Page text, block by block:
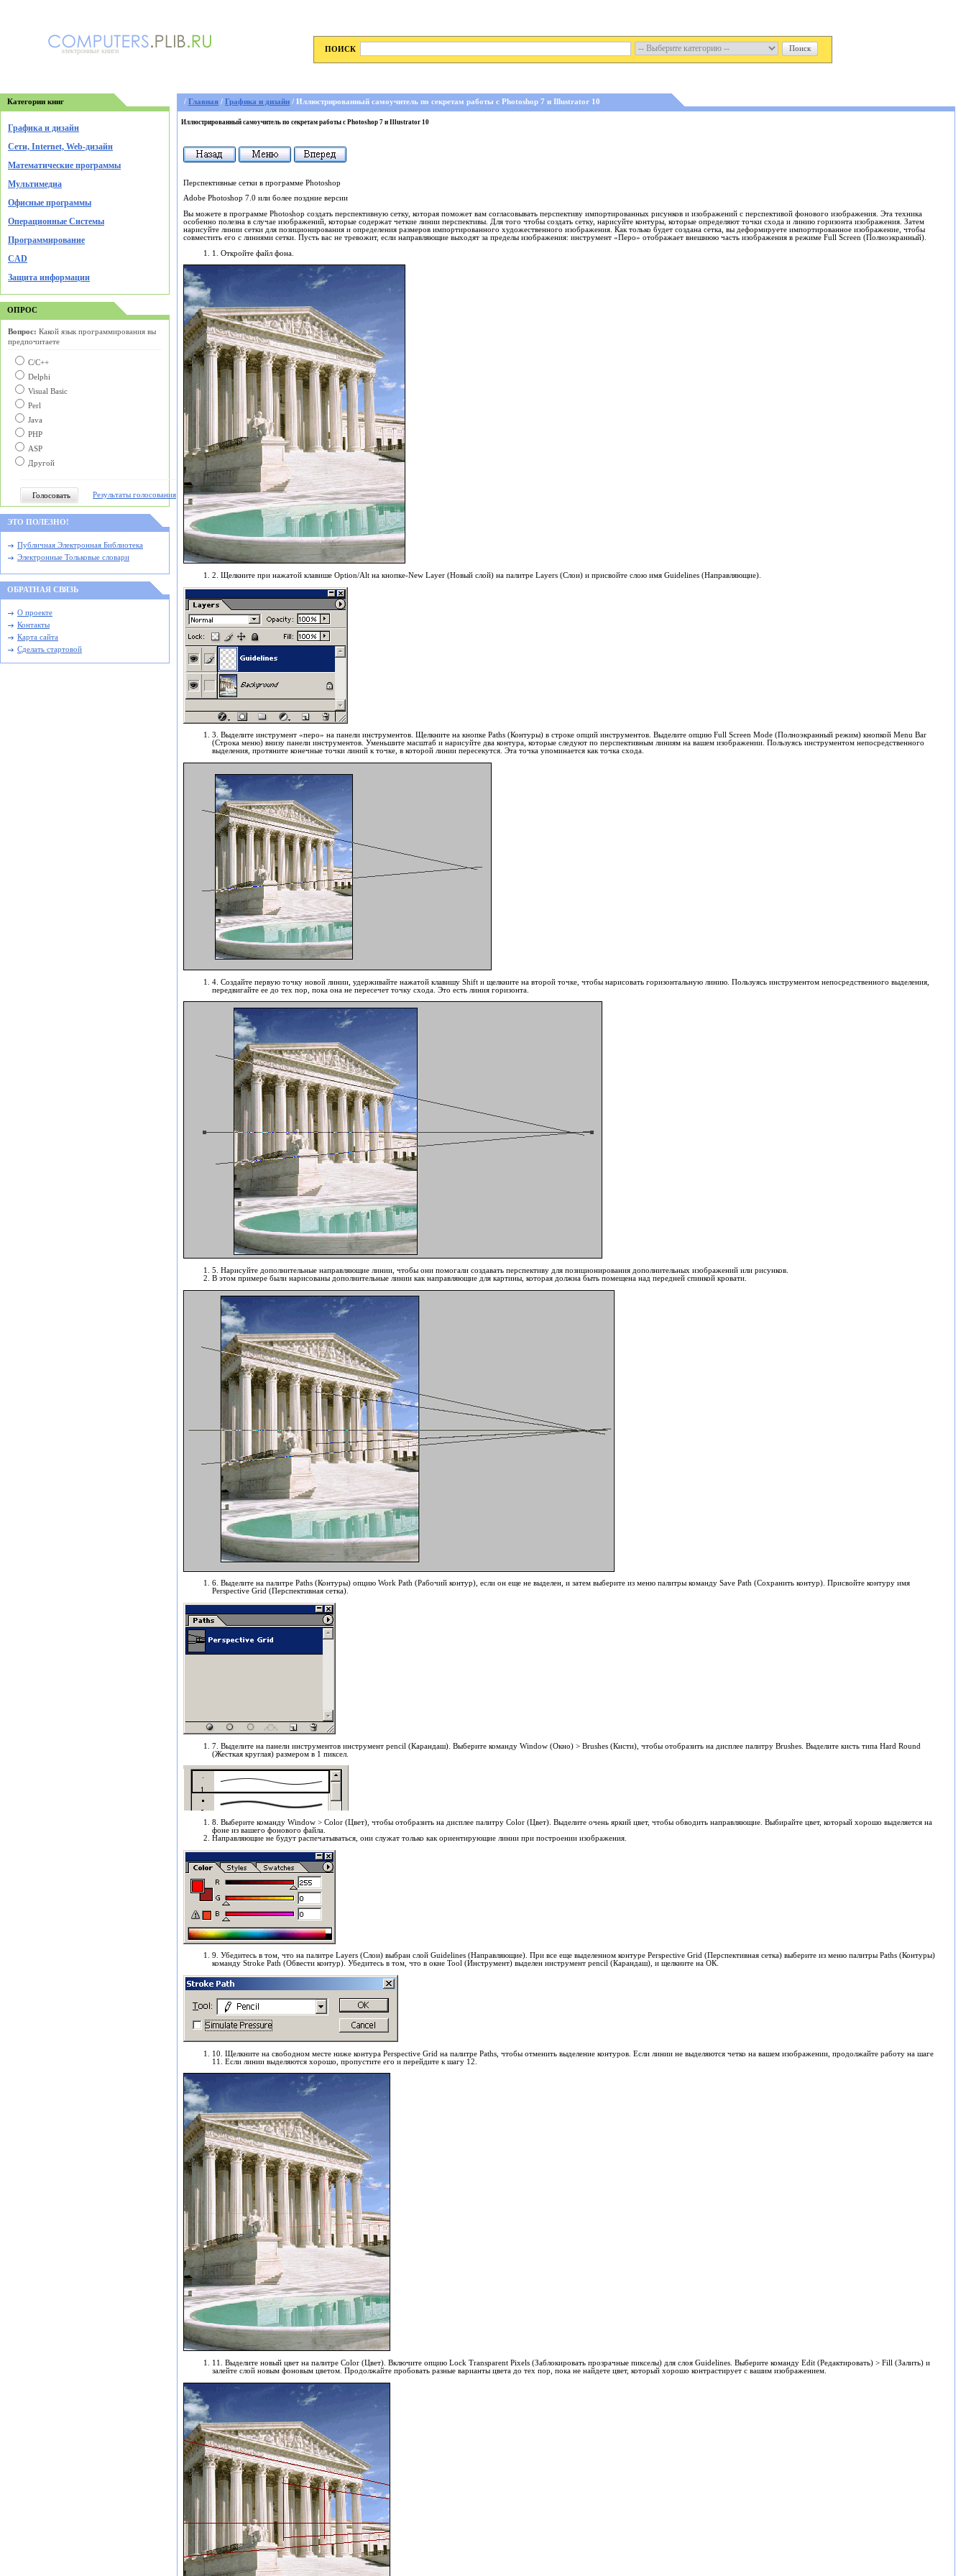
электронные книги ПОИСК
Категории книг
Графика и дизайн
Cети, Internet, Web-дизайн
Математические программы
Мультимедиа
Офисные программы
Операционные Системы
Программирование
CAD
Защита информации
ОПРОС
Вопрос: Какой язык программирования вы
предпочитаете
С/C++
Delphi
Visual Basic
Perl
Java
PHP
ASP
Другой
Результаты голосования
ЭТО ПОЛЕЗНО!
Публичная Электронная Библиотека
Электронные Тольковые словари
ОБРАТНАЯ СВЯЗЬ
О проекте
Контакты
Карта сайта
Сделать стартовой
/ Главная / Графика и дизайн / Иллюстрированный самоучитель по секретам работы с Photoshop 7 и Illustrator 10
Иллюстрированный самоучитель по секретам работы с Photoshop 7 и Illustrator 10
Перспективные сетки в программе Photoshop
Adobe Photoshop 7.0 или более поздние версии
Вы можете в программе Photoshop создать перспективную сетку, которая поможет вам согласовывать перспективу импортированных рисунков и изображений с перспективой фонового изображения. Эта техника
особенно полезна в случае изображений, которые содержат четкие линии перспективы. Для того чтобы создать сетку, нарисуйте контуры, которые определяют точки схода и линию горизонта изображения. Затем
нарисуйте линии сетки для позиционирования и определения размеров импортированного художественного изображения. Как только будет создана сетка, вы деформируете импортированное изображение, чтобы
совместить его с линиями сетки. Пусть вас не тревожит, если направляющие выходят за пределы изображения: инструмент «Перо» отображает внешнюю часть изображения в режиме Full Screen (Полноэкранный).
1. Откройте файл фона.
2. Щелкните при нажатой клавише Option/Alt на кнопке-New Layer (Новый слой) на палитре Layers (Слои) и присвойте слою имя Guidelines (Направляющие).
3. Выделите инструмент «перо» на панели инструментов. Щелкните на кнопке Paths (Контуры) в строке опций инструментов. Выделите опцию Full Screen Mode (Полноэкранный режим) кнопкой Menu Bar
(Строка меню) внизу панели инструментов. Уменьшите масштаб и нарисуйте два контура, которые следуют по перспективным линиям на вашем изображении. Пользуясь инструментом непосредственного
выделения, протяните конечные точки линий к точке, в которой линии пересекутся. Эта точка упоминается как точка схода.
4. Создайте первую точку новой линии, удерживайте нажатой клавишу Shift и щелкните на второй точке, чтобы нарисовать горизонтальную линию. Пользуясь инструментом непосредственного выделения,
передвигайте ее до тех пор, пока она не пересечет точку схода. Это есть линия горизонта.
5. Нарисуйте дополнительные направляющие линии, чтобы они помогали создавать перспективу для позиционирования дополнительных изображений или рисунков.
В этом примере были нарисованы дополнительные линии как направляющие для картины, которая должна быть помещена над передней спинкой кровати.
6. Выделите на палитре Paths (Контуры) опцию Work Path (Рабочий контур), если он еще не выделен, и затем выберите из меню палитры команду Save Path (Сохранить контур). Присвойте контуру имя
Perspective Grid (Перспективная сетка).
7 . Выделите на панели инструментов инструмент pencil (Карандаш). Выберите команду Window (Окно) > Brushes (Кисти), чтобы отобразить на дисплее палитру Brushes. Выделите кисть типа Hard Round
(Жесткая круглая) размером в 1 пиксел.
8. Выберите команду Window > Color (Цвет), чтобы отобразить на дисплее палитру Color (Цвет). Выделите очень яркий цвет, чтобы обводить направляющие. Выбирайте цвет, который хорошо выделяется на
фоне из вашего фонового файла.
Направляющие не будут распечатываться, они служат только как ориентирующие линии при построении изображения.
9. Убедитесь в том, что на палитре Layers (Слои) выбран слой Guidelines (Направляющие). При все еще выделенном контуре Perspective Grid (Перспективная сетка) выберите из меню палитры Paths (Контуры)
команду Stroke Path (Обвести контур). Убедитесь в том, что в окне Tool (Инструмент) выделен инструмент pencil (Карандаш), и щелкните на ОК.
10. Щелкните на свободном месте ниже контура Perspective Grid на палитре Paths, чтобы отменить выделение контуров. Если линии не выделяются четко на вашем изображении, продолжайте работу на шаге
11. Если линии выделяются хорошо, пропустите его и перейдите к шагу 12.
11. Выделите новый цвет на палитре Color (Цвет). Включите опцию Lock Transparent Pixels (Заблокировать прозрачные пикселы) для слоя Guidelines. Выберите команду Edit (Редактировать) > Fill (Залить) и
залейте слой новым фоновым цветом. Продолжайте пробовать разные варианты цвета до тех пор, пока не найдете цвет, который хорошо контрастирует с вашим изображением.